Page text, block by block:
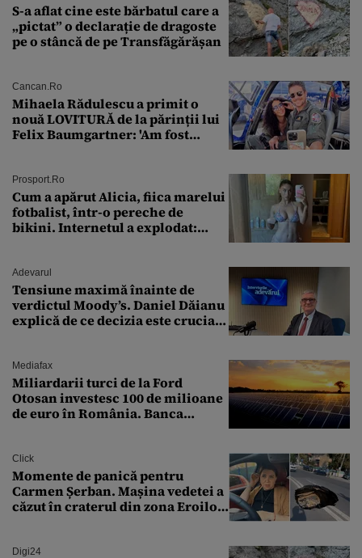
S-a aflat cine este bărbatul care a
„pictat” o declarație de dragoste
pe o stâncă de pe Transfăgărășan
Cancan.ro
Mihaela Rădulescu a primit o
nouă LOVITURĂ de la părinții lui
Felix Baumgartner: 'Am fost
Prosport.ro
Cum a apărut Alicia, fiica marelui
fotbalist, într-o pereche de
bikini. Internetul a explodat:
Adevarul
Tensiune maximă înainte de
verdictul Moody’s. Daniel Dăianu
explică de ce decizia este crucială
Mediafax
Miliardarii turci de la Ford
Otosan investesc 100 de milioane
de euro în România. Banca
Click
Momente de panică pentru
Carmen Șerban. Mașina vedetei a
căzut în craterul din zona Eroilor:
Digi24